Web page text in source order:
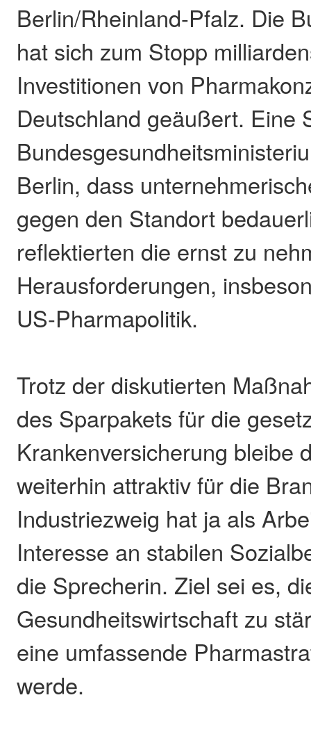
Berlin/Rheinland-Pfalz. Die
hat sich zum Stopp
Investitionen von
Deutschland geäußert. Eine
Berlin, dass
gegen den Standort
reflektierten die ernst zu
Herausforderungen,
US-Pharmapolitik.
Trotz der diskutierten
des Sparpakets für die
Krankenversicherung bleibe
weiterhin attraktiv für die
Industriezweig hat ja als
Interesse an stabilen
die Sprecherin. Ziel sei es,
Gesundheitswirtschaft zu
eine umfassende
werde.